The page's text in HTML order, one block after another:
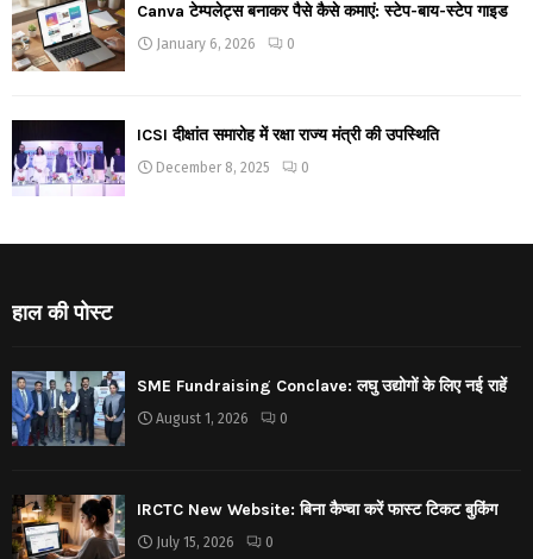
Canva टेम्पलेट्स बनाकर पैसे कैसे कमाएं: स्टेप-बाय-स्टेप गाइड
January 6, 2026 0
ICSI दीक्षांत समारोह में रक्षा राज्य मंत्री की उपस्थिति
December 8, 2025 0
हाल की पोस्ट
SME Fundraising Conclave: लघु उद्योगों के लिए नई राहें
August 1, 2026 0
IRCTC New Website: बिना कैप्चा करें फास्ट टिकट बुकिंग
July 15, 2026 0